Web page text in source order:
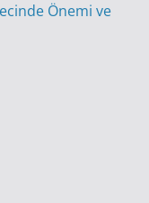
Önemi ve